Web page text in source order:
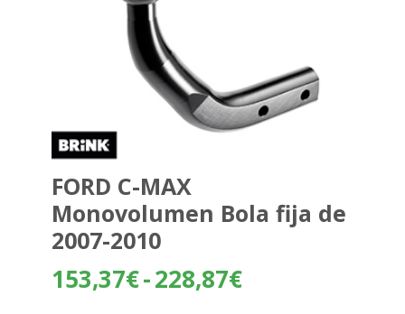
FORD C-MAX
Monovolumen Bola fija de
2007-2010
153,37€-228,87€Rango